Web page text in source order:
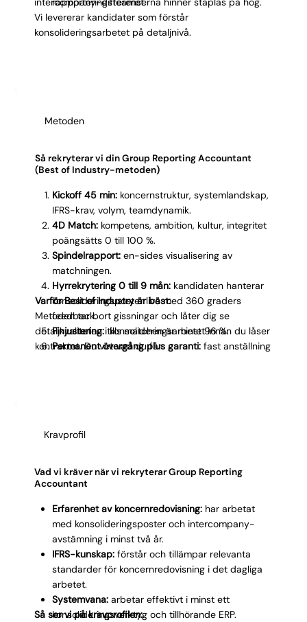
Vi levererar kandidater som förstår
konsolideringsarbetet på detaljnivå.
Metoden
Så rekryterar vi din Group Reporting Accountant
(Best of Industry-metoden)
Kickoff 45 min: koncernstruktur, systemlandskap,
IFRS-krav, volym, teamdynamik.
4D Match: kompetens, ambition, kultur, integritet
poängsätts 0 till 100 %.
Spindelrapport: en-sides visualisering av
matchningen.
Hyrrekrytering 0 till 9 mån: kandidaten hanterar
konsolideringsposter live med 360 graders
feedback.
Finjustering:tills matchen är minst 96 %.
Permanent övergång plus garanti: fast anställning
Varför Best of Industry är bäst:
Metoden tar bort gissningar och låter dig se
detaljkvaliteten i konsolideringsarbetet innan du låser
kontraktet. Du vet vad du får.
Kravprofil
Vad vi kräver när vi rekryterar Group Reporting
Accountant
Erfarenhet av koncernredovisning:har arbetat
med konsolideringsposter och intercompany-
avstämning i minst två år.
IFRS-kunskap:förstår och tillämpar relevanta
standarder för koncernredovisning i det dagliga
arbetet.
Systemvana:arbetar effektivt i minst ett
konsolideringsverktyg och tillhörande ERP.
Så ser vi på kravprofilen: